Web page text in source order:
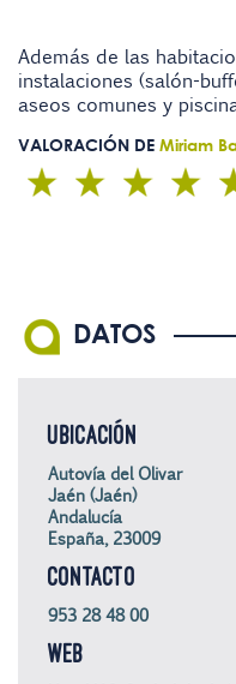
Además de las
instalaciones (salón-
aseos comunes y
VALORACIÓN DE Miriam
DATOS
UBICACIÓN
Autovía del Olivar
Jaén (Jaén)
Andalucía
España, 23009
CONTACTO
953 28 48 00
WEB